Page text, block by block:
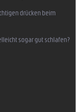
drücken beim
sogar gut schlafen?